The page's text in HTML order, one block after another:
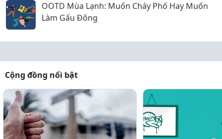
OOTD Mùa Lạnh: Muốn Cháy Phố Hay Muốn
Làm Gấu Đông
Cộng đồng nổi bật